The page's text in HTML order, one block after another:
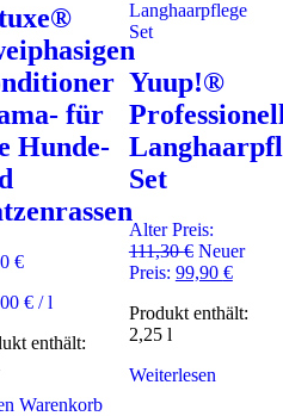
für
Hunde-
€
€ /l
enthält:
Warenkorb
Yuup!®
Set
Alter Preis:
111,30€
Preis
111,30 €
Neuer
Preis: 99,90 €
ist:
Produkt enthält:
2,25 l
Weiterlesen